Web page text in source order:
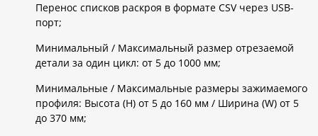
Перенос списков раскроя в формате CSV через USB-
порт;
Минимальный / Максимальный размер отрезаемой
детали за один цикл: от 5 до 1000 мм;
Минимальные / Максимальные размеры зажимаемого
профиля: Высота (H) от 5 до 160 мм / Ширина (W) от 5
до 370 мм;